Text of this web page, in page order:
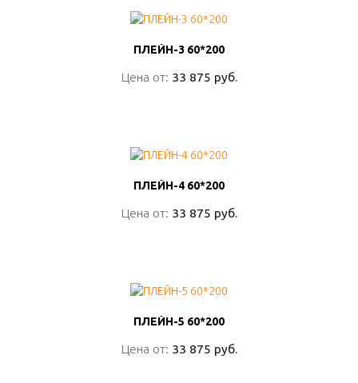
ПЛЕЙН-3 60*200
Цена от: 33 875 руб.
ПЛЕЙН-3 60*200
Цена от: 33 875 руб.
ПЛЕЙН-4 60*200
Цена от: 33 875 руб.
ПЛЕЙН-4 60*200
Цена от: 33 875 руб.
ПЛЕЙН-5 60*200
Цена от: 33 875 руб.
ПЛЕЙН-5 60*200
Цена от: 33 875 руб.